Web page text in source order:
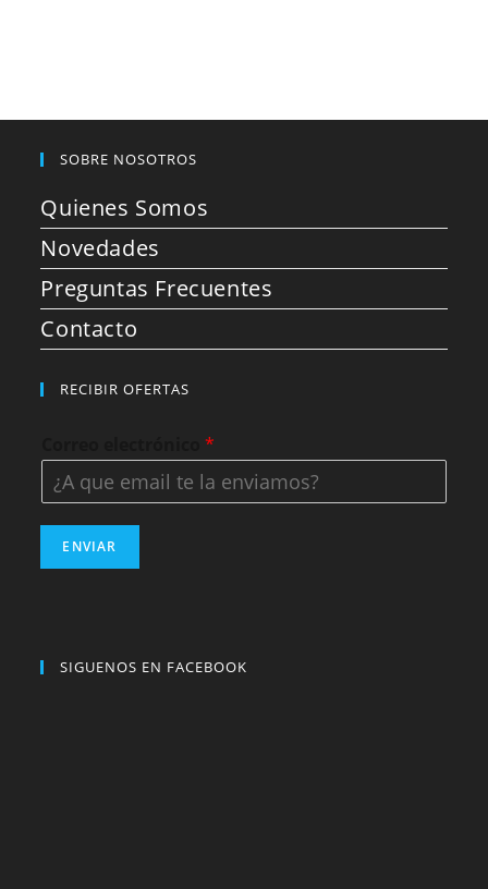
SOBRE NOSOTROS
Quienes Somos
Novedades
Preguntas Frecuentes
Contacto
RECIBIR OFERTAS
Correo electrónico*
ENVIAR
SIGUENOS EN FACEBOOK